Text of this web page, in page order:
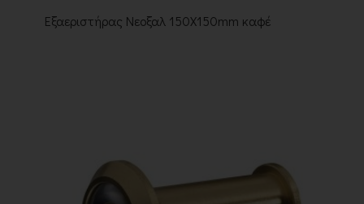
Εξαεριστήρας Νεοξαλ 150X150mm καφέ